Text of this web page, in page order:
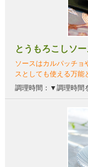
とうもろこしソ
ソースはカルパッチョ
スとしても使える万能
調理時間：▼調理時間